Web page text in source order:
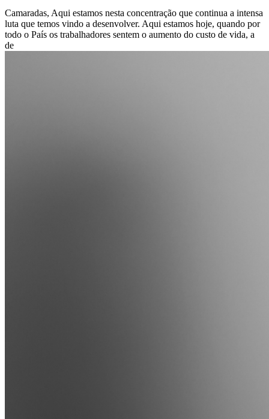
Camaradas, Aqui estamos nesta concentração que continua a intensa
luta que temos vindo a desenvolver. Aqui estamos hoje, quando por
todo o País os trabalhadores sentem o aumento do custo de vida, a
de